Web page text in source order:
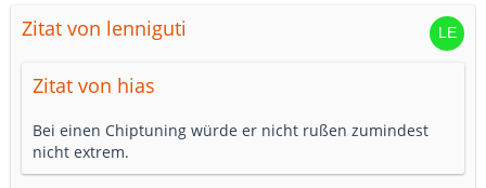
Zitat von lenniguti
Zitat von hias
Bei einen Chiptuning würde er nicht rußen zumindest
nicht extrem.